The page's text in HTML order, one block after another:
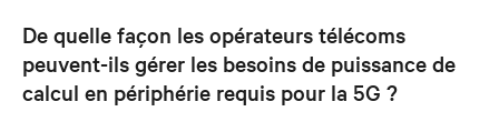
De quelle façon les opérateurs télécoms
peuvent-ils gérer les besoins de puissance de
calcul en périphérie requis pour la 5G ?